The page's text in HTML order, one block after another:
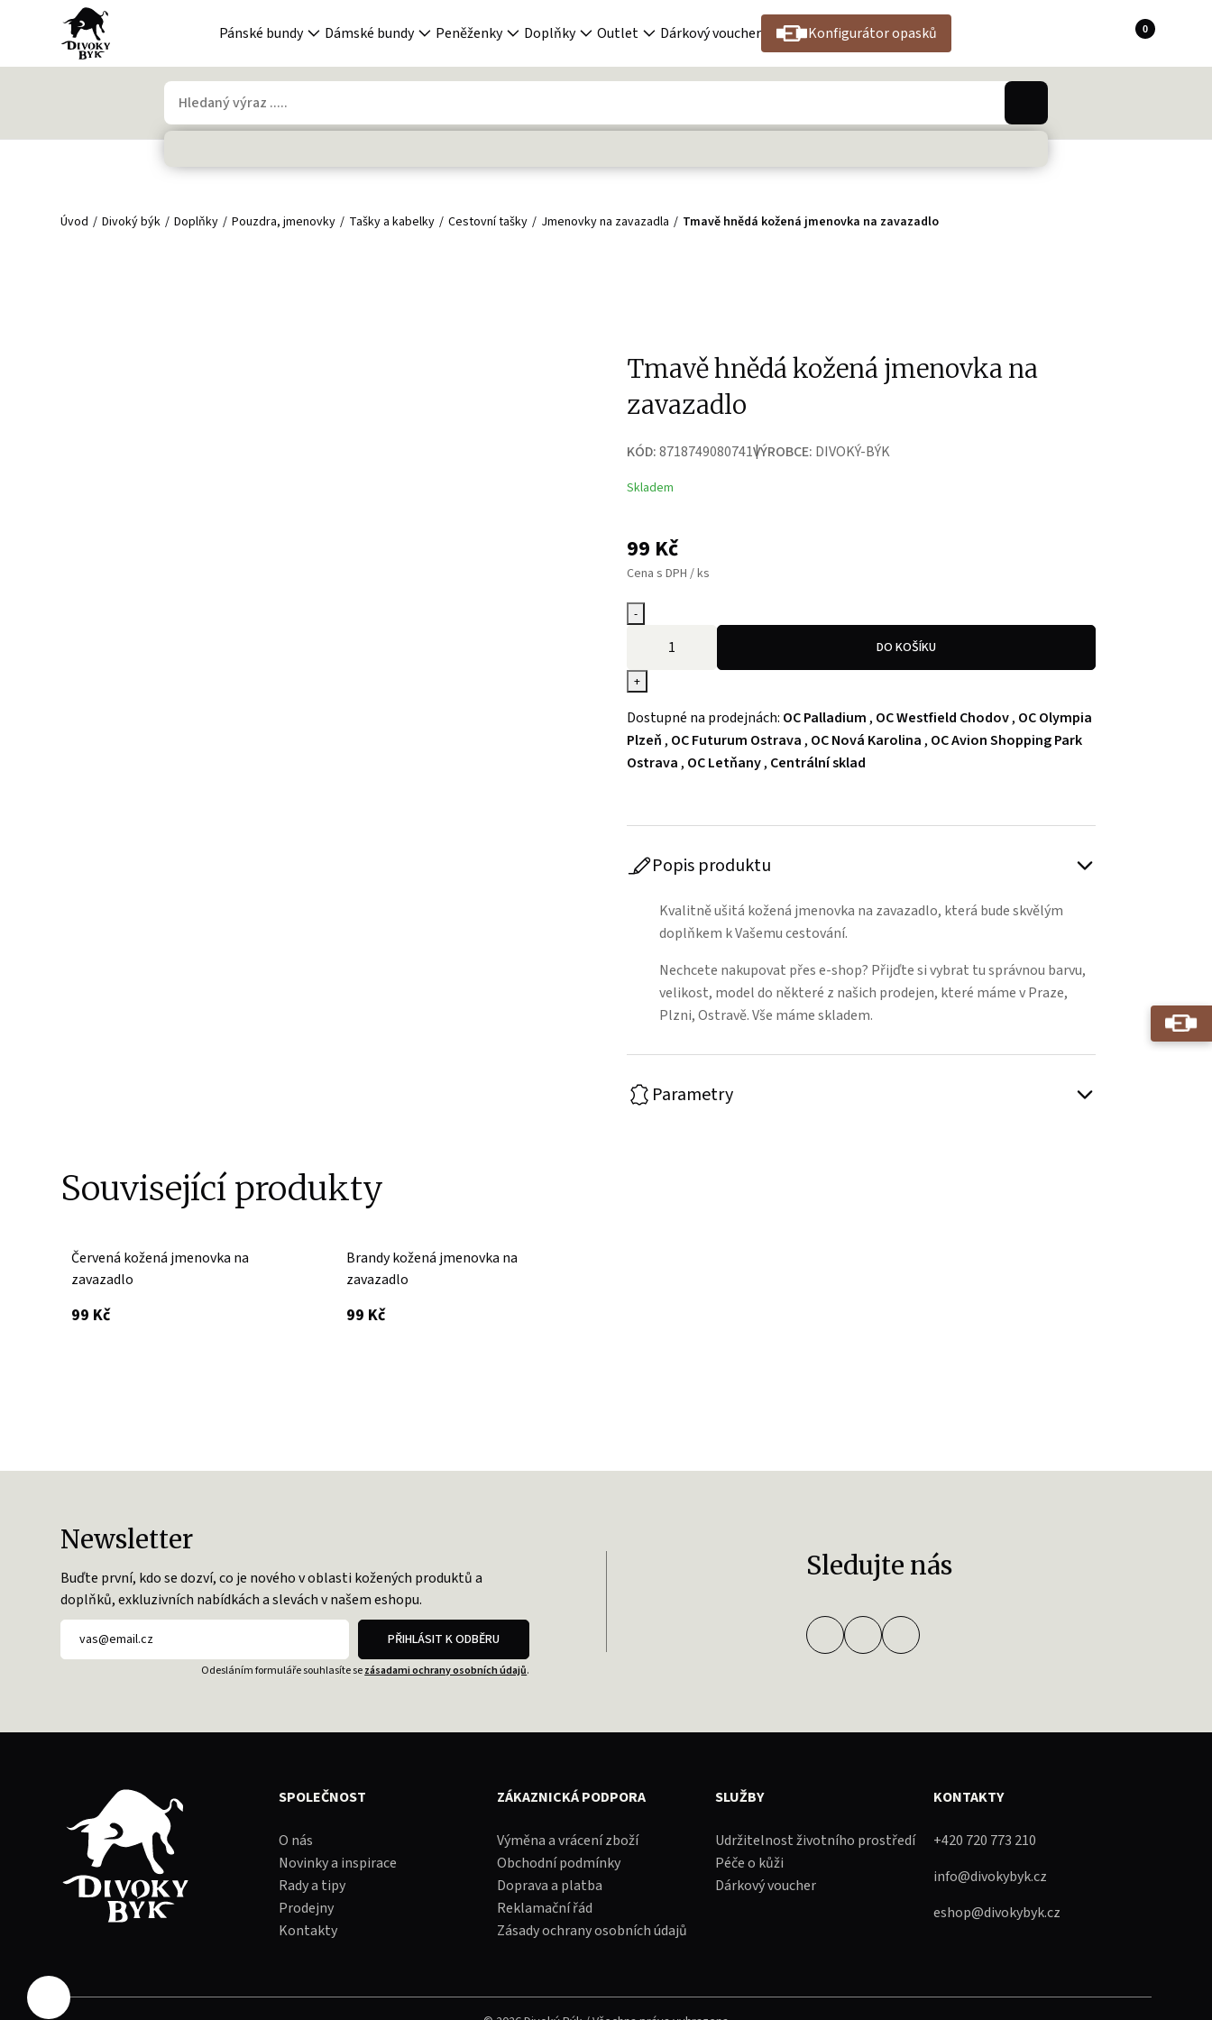
Pánské bundy Dámské bundy Peněženky Doplňky Outlet Dárkový voucher Konfigurátor opasků 0
Úvod Divoký býk Doplňky Pouzdra, jmenovky Tašky a kabelky Cestovní tašky Jmenovky na zavazadla Tmavě hnědá kožená jmenovka na zavazadlo
Tmavě hnědá kožená jmenovka na
zavazadlo
KÓD:8718749080741VÝROBCE: DIVOKÝ-BÝK
Skladem
99 Kč
Cena s DPH / ks
-
+
DO KOŠÍKU
Dostupné na prodejnách: OC Palladium , OC Westfield Chodov, OC Olympia
Plzeň , OC Futurum Ostrava , OC Nová Karolina , OC Avion Shopping Park
Ostrava , OC Letňany, Centrální sklad
Popis produktu
Kvalitně ušitá kožená jmenovka na zavazadlo, která bude skvělým
doplňkem k Vašemu cestování.
Nechcete nakupovat přes e-shop? Přijďte si vybrat tu správnou barvu,
velikost, model do některé z našich prodejen, které máme v Praze,
Plzni, Ostravě. Vše máme skladem.
Parametry
Související produkty
Červená kožená jmenovka na
zavazadlo
99 Kčs DPH
Brandy kožená jmenovka na
zavazadlo
99 Kčs DPH
Newsletter
Buďte první, kdo se dozví, co je nového v oblasti kožených produktů a
doplňků, exkluzivních nabídkách a slevách v našem eshopu.
PŘIHLÁSIT K ODBĚRU
Odesláním formuláře souhlasíte sezásadami ochrany osobních údajů.
Sledujte nás
SPOLEČNOST
O nás
Novinky a inspirace
Rady a tipy
Prodejny
Kontakty
ZÁKAZNICKÁ PODPORA
Výměna a vrácení zboží
Obchodní podmínky
Doprava a platba
Reklamační řád
Zásady ochrany osobních údajů
SLUŽBY
Udržitelnost životního prostředí
Péče o kůži
Dárkový voucher
KONTAKTY
+420 720 773 210
info@divokybyk.cz
eshop@divokybyk.cz